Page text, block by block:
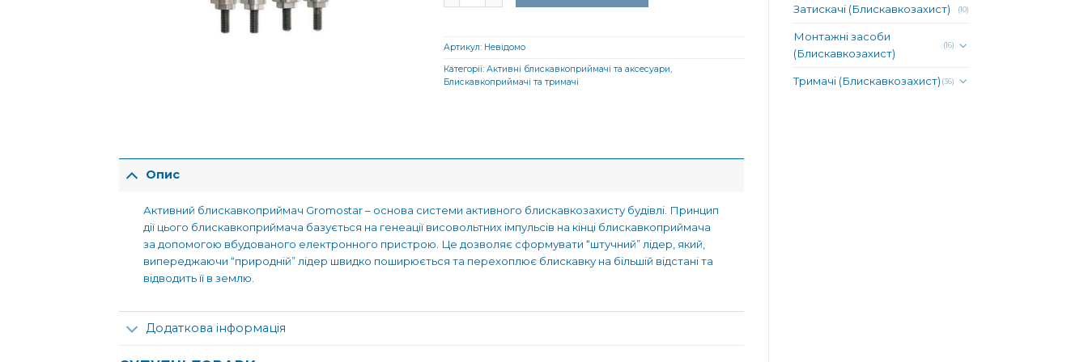
Затискачі (Блискавкозахист) (10)
Монтажні засоби
(Блискавкозахист)
(16)
Тримачі (Блискавкозахист) (36)
Артикул: Невідомо
Категорії: Активні блискавкоприймачі та аксесуари,
Блискавкоприймачі та тримачі
Опис
Активний блискавкоприймач Gromostar – основа системи активного блискавкозахисту будівлі. Принцип
дії цього блискавкоприймача базується на генеації висовольтних імпульсів на кінці блискавкоприймача
за допомогою вбудованого електронного пристрою. Це дозволяє сформувати “штучний” лідер, який,
випереджаючи “природній” лідер швидко поширюється та перехоплює блискавку на більшій відстані та
відводить її в землю.
Додаткова інформація